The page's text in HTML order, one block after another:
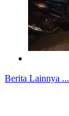
Berita Lainnya ...